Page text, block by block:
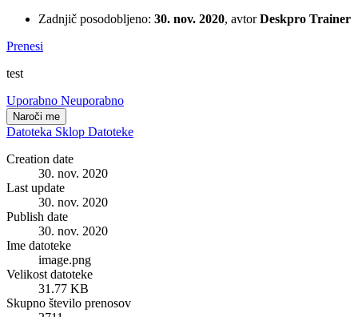
Zadnjič posodobljeno: 30. nov. 2020, avtorDeskpro Trainer
Prenesi
test
Uporabno Neuporabno
Naroči me
Datoteka Sklop Datoteke
Creation date
30. nov. 2020
Last update
30. nov. 2020
Publish date
30. nov. 2020
Ime datoteke
image.png
Velikost datoteke
31.77 KB
Skupno število prenosov